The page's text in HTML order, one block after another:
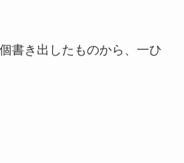
書き出したものから、一ひ